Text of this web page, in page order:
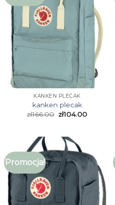
KANKEN PLECAK
kanken plecak
zł166.00 zł104.00
Promocja!